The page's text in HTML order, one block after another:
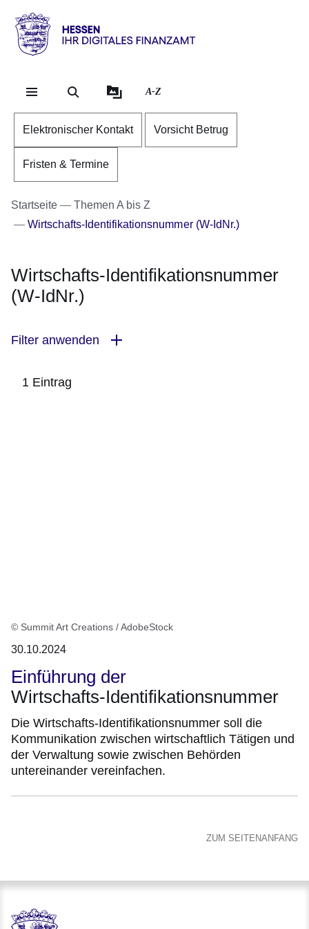
Direkt zum Kopf der
Direkt zum Inhalt
Direkt zum Fuß der
Hessen
Ihr
Finanzamt
A-Z
Elektronischer Kontakt Vorsicht Betrug
Fristen & Termine
Startseite
Themen A bis Z
Wirtschafts-Identifikationsnummer (W-IdNr.)
Wirtschafts-Identifikationsnummer
(W-IdNr.)
Filter anwenden
1 Eintrag
© Summit Art Creations / AdobeStock
30.10.2024
Einführung der
Wirtschafts-Identifikationsnummer
Die Wirtschafts-Identifikationsnummer soll die
Kommunikation zwischen wirtschaftlich Tätigen und
der Verwaltung sowie zwischen Behörden
untereinander vereinfachen.
ZUM SEITENANFANG